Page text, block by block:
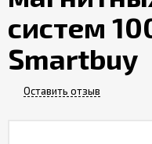
Контакты
Отзывы
систем
Smartbuy
Оставить отзыв